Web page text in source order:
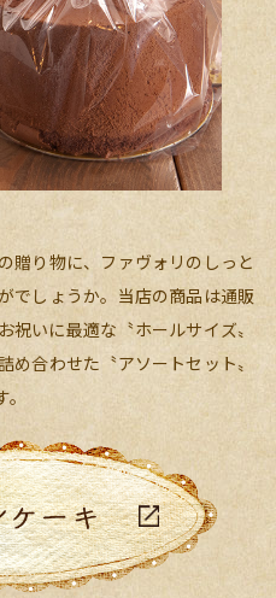
贈り物に、ファヴォリのしっと
でしょうか。当店の商品は通販
いに最適な〝ホールサイズ〟
め合わせた〝アソートセット〟